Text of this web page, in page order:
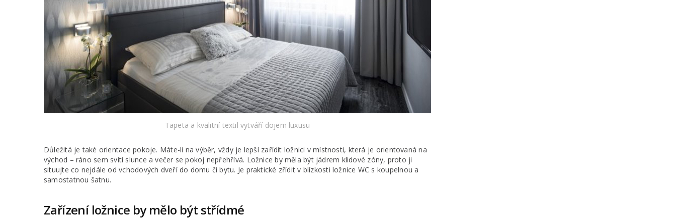
Tapeta a kvalitní textil vytváří dojem luxusu
Důležitá je také orientace pokoje. Máte-li na výběr, vždy je lepší zařídit ložnici v místnosti, která je orientovaná na
východ – ráno sem svítí slunce a večer se pokoj nepřehřívá. Ložnice by měla být jádrem klidové zóny, proto ji
situujte co nejdále od vchodových dveří do domu či bytu. Je praktické zřídit v blízkosti ložnice WC s koupelnou a
samostatnou šatnu.
Zařízení ložnice by mělo být střídmé